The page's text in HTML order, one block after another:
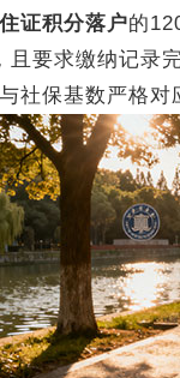
证积分落户的
且要求缴纳记录
社保基数严格对